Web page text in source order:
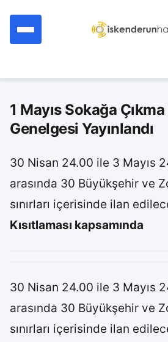
1 Mayıs Sokağa Çıkma
Genelgesi Yayınlandı
30 Nisan 24.00 ile 3 Mayıs
arasında 30 Büyükşehir ve
sınırları içerisinde ilan
Kısıtlaması kapsamında
30 Nisan 24.00 ile 3 Mayıs
arasında 30 Büyükşehir ve
sınırları içerisinde ilan